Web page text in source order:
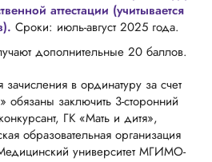
аттестации (учитывается
Сроки: июль-август 2025 года.
дополнительные 20 баллов.
в ординатуру за счет
обязаны заключить 3-сторонний
ГК «Мать и дитя»,
образовательная организация
университет МГИМО-